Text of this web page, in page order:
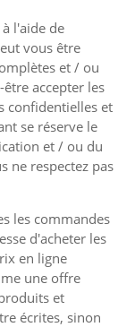
l'aide de
vous être
et / ou
accepter les
confidentielles et
se réserve le
et / ou du
ne respectez pas
les commandes
d'acheter les
en ligne
une offre
et
écrites, sinon